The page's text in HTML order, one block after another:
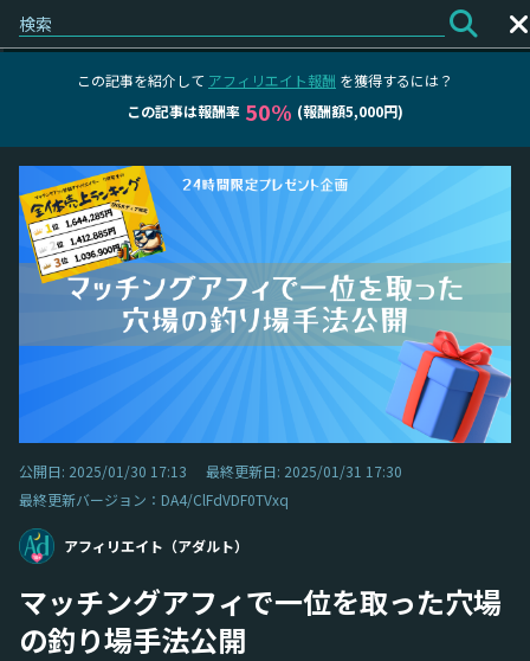
会員登録
この記事を紹介して アフィリエイト報酬 を獲得するには？
この記事は報酬率 50% (報酬額5,000円)
公開日: 2025/01/30 17:13
最終更新日: 2025/01/31 17:30
最終更新バージョン：DA4/ClFdVDF0TVxq
アフィリエイト（アダルト）
マッチングアフィで一位を取った穴場
の釣り場手法公開